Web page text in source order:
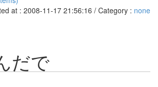
at : 2008-11-17 21:56:16 / Category : none
だで